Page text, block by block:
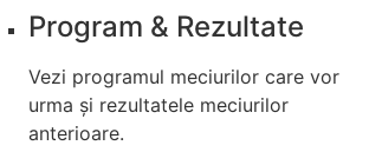
Program & Rezultate
Vezi programul meciurilor care vor
urma și rezultatele meciurilor
anterioare.